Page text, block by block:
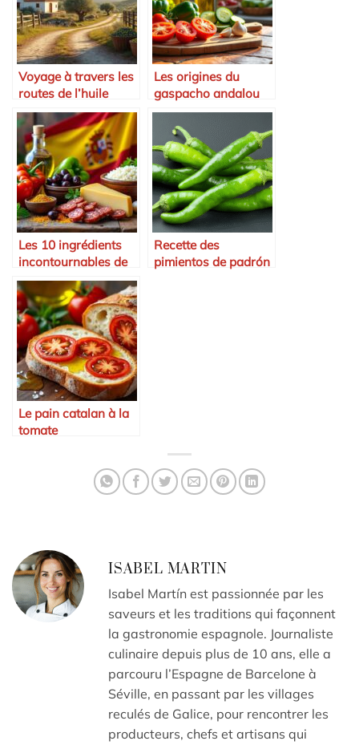
Voyage à travers les
routes de l’huile
d’olive espagnole
Les origines du
gaspacho andalou
Les 10 ingrédients
incontournables de
la cuisine espagnole
Recette des
pimientos de padrón
Le pain catalan à la
tomate
ISABEL MARTIN
Isabel Martín est passionnée par les
saveurs et les traditions qui façonnent
la gastronomie espagnole. Journaliste
culinaire depuis plus de 10 ans, elle a
parcouru l’Espagne de Barcelone à
Séville, en passant par les villages
reculés de Galice, pour rencontrer les
producteurs, chefs et artisans qui